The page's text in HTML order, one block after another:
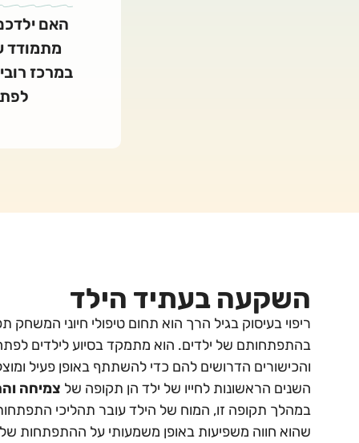
האם
מתמודד
במרכז
השקעה בעתיד הילד
ריפוי בעיסוק בגיל הרך הוא תחום טיפולי חיוני המשחק
בהתפתחותם של ילדים. הוא מתמקד בסיוע לילדים
והכישורים הדרושים להם כדי להשתתף באופן פעיל
השנים הראשונות לחייו של ילד הן תקופה של צמיחה
במהלך תקופה זו, המוח של הילד עובר תהליכי התפתחות
שהוא חווה משפיעות באופן משמעותי על ההתפתחות שלו.